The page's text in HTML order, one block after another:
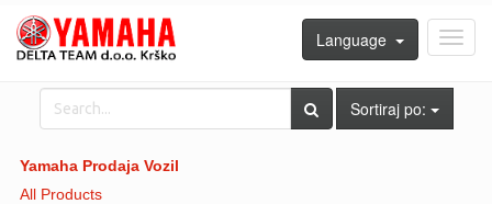
Language
Sortiraj po:
Yamaha Prodaja Vozil
All Products